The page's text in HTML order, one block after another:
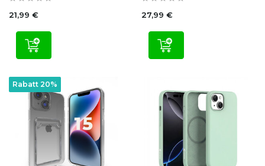
21,99 € 27,99 €
Rabatt 20%